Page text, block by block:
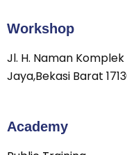
Workshop
Jl. H. Naman
Jaya,Bekasi Barat
Academy